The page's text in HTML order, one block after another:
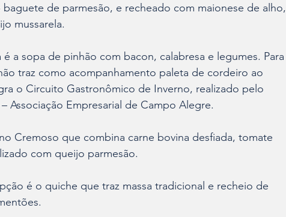
de parmesão, e recheado com maionese de alho,
mussarela.
a sopa de pinhão com bacon, calabresa e legumes. Para
traz como acompanhamento paleta de cordeiro ao
o Circuito Gastronômico de Inverno, realizado pelo
Associação Empresarial de Campo Alegre.
Cremoso que combina carne bovina desfiada, tomate
com queijo parmesão.
é o quiche que traz massa tradicional e recheio de